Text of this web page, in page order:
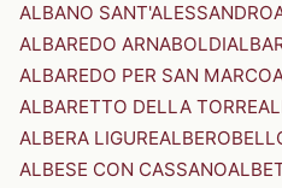
ALBANO SANT'ALESSANDRO
ALBAREDO ARNABOLDI
ALBAREDO PER SAN MARCO
ALBARETTO DELLA TORRE
ALBERA LIGURE
ALBESE CON CASSANO